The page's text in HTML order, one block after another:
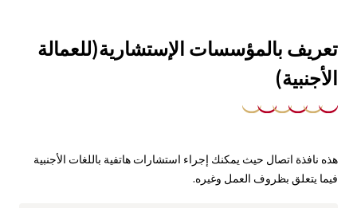
تعريف بالمؤسسات الإستشارية(للعمالة
الأجنبية)
هذه نافذة اتصال حيث يمكنك إجراء استشارات هاتفية باللغات الأجنبية
فيما يتعلق بظروف العمل وغيره.